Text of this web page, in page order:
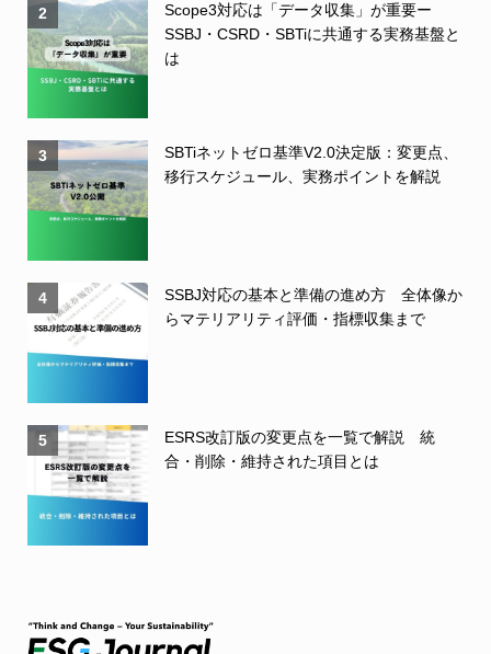
2
Scope3対応は「データ収集」が重要ー
SSBJ・CSRD・SBTiに共通する実務基盤と
は
3
SBTiネットゼロ基準V2.0決定版：変更点、
移行スケジュール、実務ポイントを解説
4
SSBJ対応の基本と準備の進め方 全体像か
らマテリアリティ評価・指標収集まで
5
ESRS改訂版の変更点を一覧で解説 統
合・削除・維持された項目とは